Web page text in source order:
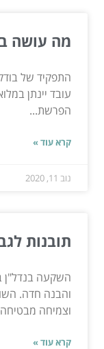
מה עושה
התפקיד של
עובד יינתן
הפרשת...
קרא עוד »
נוב 11, 2020
תובנות
השקעה בנדל"ן
והבנה חדה.
וצמיחה
קרא עוד »